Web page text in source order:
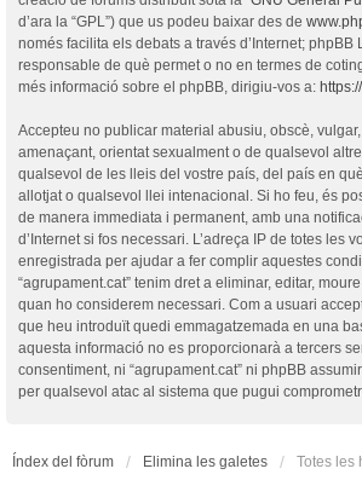
d’ara la “GPL”) que us podeu baixar des de
només facilita els debats a través d’Internet; phpBB
responsable de què permet o no en termes de
més informació sobre el phpBB, dirigiu-vos a:
Accepteu no publicar material abusiu, obscè, vulgar,
amenaçant, orientat sexualment o de qualsevol
qualsevol de les lleis del vostre país, del país en
allotjat o qualsevol llei intenacional. Si ho feu, és
de manera immediata i permanent, amb una
d’Internet si fos necessari. L’adreça IP de totes les
enregistrada per ajudar a fer complir aquestes
“agrupament.cat” tenim dret a eliminar, editar,
quan ho considerem necessari. Com a usuari
que heu introduït quedi emmagatzemada en una
aquesta informació no es proporcionarà a tercers
consentiment, ni “agrupament.cat” ni phpBB
per qualsevol atac al sistema que pugui
Índex del fòrum Elimina les galetes Totes les